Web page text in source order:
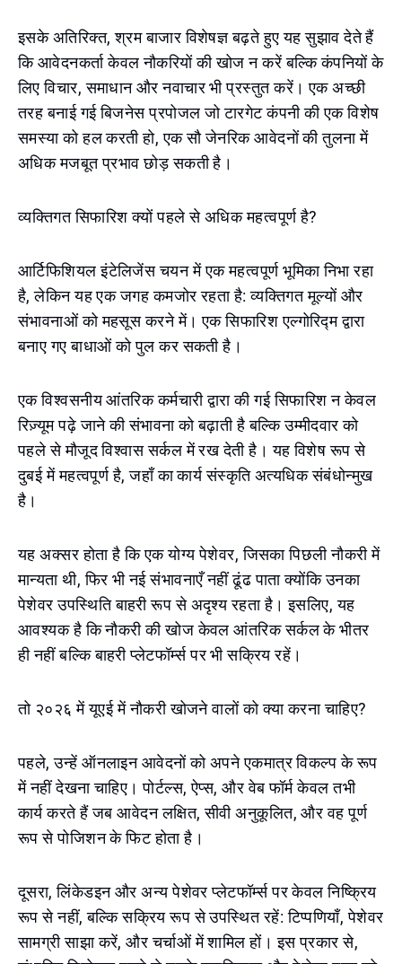
इसके अतिरिक्त, श्रम बाजार विशेषज्ञ बढ़ते हुए यह सुझाव देते हैं
कि आवेदनकर्ता केवल नौकरियों की खोज न करें बल्कि कंपनियों के
लिए विचार, समाधान और नवाचार भी प्रस्तुत करें। एक अच्छी
तरह बनाई गई बिजनेस प्रपोजल जो टारगेट कंपनी की एक विशेष
समस्या को हल करती हो, एक सौ जेनरिक आवेदनों की तुलना में
अधिक मजबूत प्रभाव छोड़ सकती है।
व्यक्तिगत सिफारिश क्यों पहले से अधिक महत्वपूर्ण है?
आर्टिफिशियल इंटेलिजेंस चयन में एक महत्वपूर्ण भूमिका निभा रहा
है, लेकिन यह एक जगह कमजोर रहता है: व्यक्तिगत मूल्यों और
संभावनाओं को महसूस करने में। एक सिफारिश एल्गोरिद्म द्वारा
बनाए गए बाधाओं को पुल कर सकती है।
एक विश्वसनीय आंतरिक कर्मचारी द्वारा की गई सिफारिश न केवल
रिज़्यूम पढ़े जाने की संभावना को बढ़ाती है बल्कि उम्मीदवार को
पहले से मौजूद विश्वास सर्कल में रख देती है। यह विशेष रूप से
दुबई में महत्वपूर्ण है, जहाँ का कार्य संस्कृति अत्यधिक संबंधोन्मुख
है।
यह अक्सर होता है कि एक योग्य पेशेवर, जिसका पिछली नौकरी में
मान्यता थी, फिर भी नई संभावनाएँ नहीं ढूंढ पाता क्योंकि उनका
पेशेवर उपस्थिति बाहरी रूप से अदृश्य रहता है। इसलिए, यह
आवश्यक है कि नौकरी की खोज केवल आंतरिक सर्कल के भीतर
ही नहीं बल्कि बाहरी प्लेटफॉर्म्स पर भी सक्रिय रहें।
तो २०२६ में यूएई में नौकरी खोजने वालों को क्या करना चाहिए?
पहले, उन्हें ऑनलाइन आवेदनों को अपने एकमात्र विकल्प के रूप
में नहीं देखना चाहिए। पोर्टल्स, ऐप्स, और वेब फॉर्म केवल तभी
कार्य करते हैं जब आवेदन लक्षित, सीवी अनुकूलित, और वह पूर्ण
रूप से पोजिशन के फिट होता है।
दूसरा, लिंकेडइन और अन्य पेशेवर प्लेटफॉर्म्स पर केवल निष्क्रिय
रूप से नहीं, बल्कि सक्रिय रूप से उपस्थित रहें: टिप्पणियाँ, पेशेवर
सामग्री साझा करें, और चर्चाओं में शामिल हों। इस प्रकार से,